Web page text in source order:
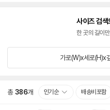
사이즈 검
한 곳의 길이
가로(W)x세로(H)x
총 386개 인기순 배송비포함